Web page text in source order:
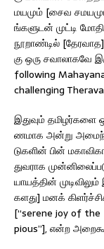
மயமும் [சைவ
ங்களுடன் முட்டி
நூறாண்டில்
கு ஒரு சவாலாகவே
following
challenging
இதுவும் தமிழர்களை
ணமாக அன்று
டுகளின் பின்
துவராக
யாயத்தின்
களது] மனக்
[“serene joy of the
pious”], என்ற